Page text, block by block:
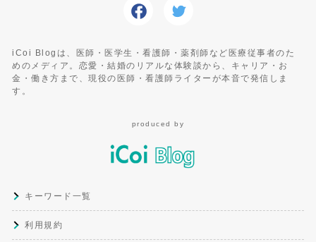
iCoi Blogは、医師・医学生・看護師・薬剤師など医療従事者のた
めのメディア。恋愛・結婚のリアルな体験談から、キャリア・お
金・働き方まで、現役の医師・看護師ライターが本音で発信しま
す。
produced by
キーワード一覧
利用規約